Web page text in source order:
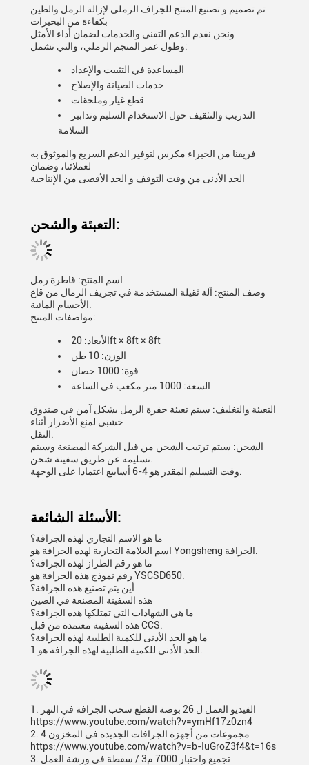
تم تصميم و تصنيع المنتج للجراف الرملي لإزالة الرمل والطين
بكفاءة من البحيرات
ونحن نقدم الدعم التقني والخدمات لضمان أداء الأمثل
وطول عمر المنجم الرملي، والتي تشمل:
المساعدة في التثبيت والإعداد
خدمات الصيانة والإصلاح
قطع غيار وملحقات
التدريب والتثقيف حول الاستخدام السليم وتدابير
السلامة
فريقنا من الخبراء مكرس لتوفير الدعم السريع والموثوق به
لعملائنا، وضمان
الحد الأدنى من وقت التوقف و الحد الأقصى من الإنتاجية
التعبئة والشحن:
اسم المنتج: قاطرة رمل
وصف المنتج: آلة ثقيلة المستخدمة في تجريف الرمال من قاع
مواصفات المنتج:
الأبعاد: 20ft × 8ft × 8ft
الوزن: 10 طن
قوة: 1000 حصان
السعة: 1000 متر مكعب في الساعة
التعبئة والتغليف: سيتم تعبئة حفرة الرمل بشكل آمن في صندوق
خشبي لمنع الأضرار أثناء
الشحن: سيتم ترتيب الشحن من قبل الشركة المصنعة وسيتم
الأسئلة الشائعة:
ما هو الاسم التجاري لهذه الجرافة؟
ما هو رقم الطراز لهذه الجرافة؟
رقم نموذج هذه الجرافة هو YSCSD650.
أين يتم تصنيع هذه الجرافة؟
هذه السفينة المصنعة في الصين
ما هي الشهادات التي تمتلكها هذه الجرافة؟
هذه السفينة معتمدة من قبل CCS.
ما هو الحد الأدنى للكمية الطلبية لهذه الجرافة؟
1. الفيديو العمل ل 26 بوصة القطع سحب الجرافة في النهر
https://www.youtube.com/watch?v=ymHf17z0zn4
2. 4 مجموعات من أجهزة الجرافات الجديدة في المخزون
https://www.youtube.com/watch?v=b-IuGroZ3f4&t=16s
3. تجميع واختبار 7000 م3 / سقطة في ورشة العمل